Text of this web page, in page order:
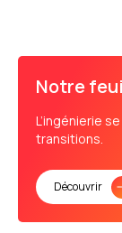
Notre
L’ingénierie
transitions.
Découvrir